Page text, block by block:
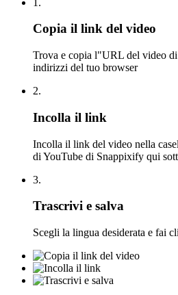
Copia il link del video
Trova e copia l"URL del video
indirizzi del tuo browser
2.
Incolla il link
Incolla il link del video nella
di YouTube di Snappixify qui
3.
Trascrivi e salva
Scegli la lingua desiderata e fai